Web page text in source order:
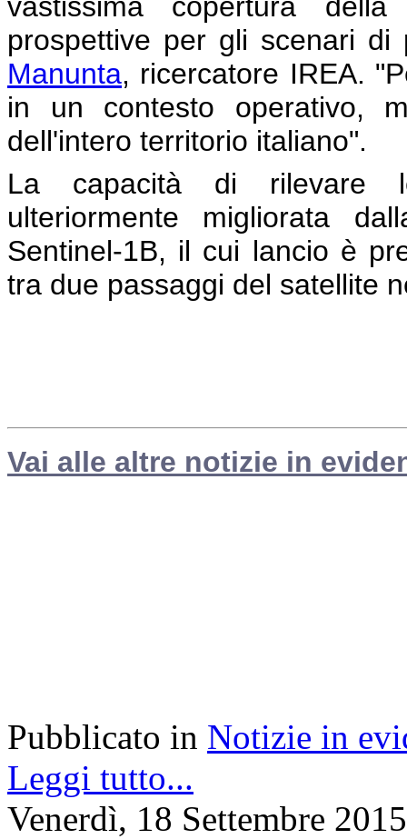
prospettive per gli scenari
Manunta, ricercatore IREA.
in un contesto operativo,
dell'intero territorio italiano".
La capacità di rilevare
ulteriormente migliorata
Sentinel-1B, il cui lancio è
tra due passaggi del satellite
Vai alle altre notizie in
Pubblicato in Notizie in
Leggi tutto...
Venerdì, 18 Settembre